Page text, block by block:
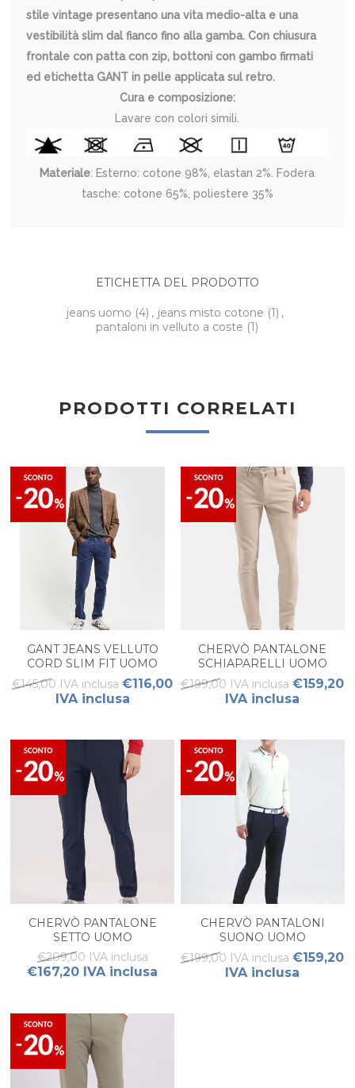
stile vintage presentano una vita medio-alta e una
vestibilità slim dal fianco fino alla gamba. Con chiusura
frontale con patta con zip, bottoni con gambo firmati
ed etichetta GANT in pelle applicata sul retro.
Cura e composizione:
Lavare con colori simili.
Materiale: Esterno: cotone 98%, elastan 2%. Fodera
tasche: cotone 65%, poliestere 35%
ETICHETTA DEL PRODOTTO
jeans uomo (4) , jeans misto cotone (1) ,
pantaloni in velluto a coste (1)
PRODOTTI CORRELATI
GANT JEANS VELLUTO
CORD SLIM FIT UOMO
€145,00 IVA inclusa €116,00
IVA inclusa
CHERVÒ PANTALONE
SCHIAPARELLI UOMO
€199,00 IVA inclusa €159,20
IVA inclusa
CHERVÒ PANTALONE
SETTO UOMO
€209,00 IVA inclusa
€167,20 IVA inclusa
CHERVÒ PANTALONI
SUONO UOMO
€199,00 IVA inclusa €159,20
IVA inclusa